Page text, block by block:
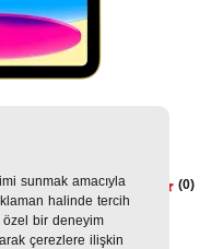
Sarı
(0)
sunmak amacıyla
halinde tercih
bir deneyim
çerezlere ilişkin